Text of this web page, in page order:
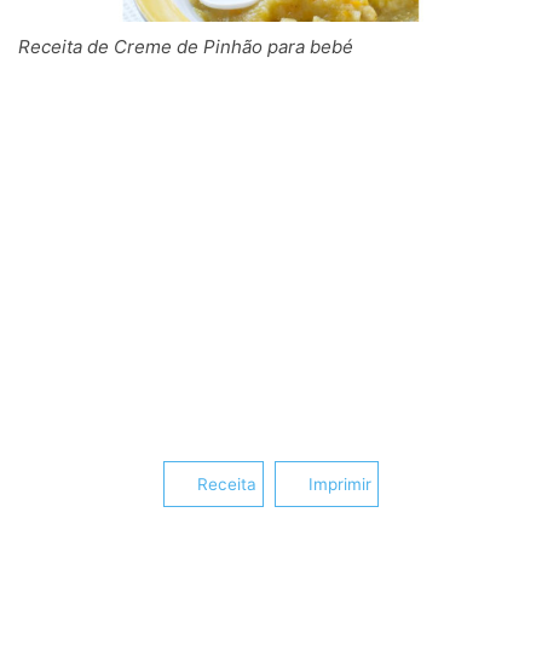
Receita de Creme de Pinhão para bebé
Receita Imprimir